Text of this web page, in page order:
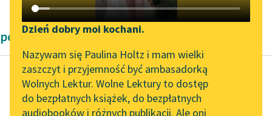
Katalog DAISY
Podkasty o książkach
Zgłoś brak utworu
Aktualności
„Prokurator Alicja Horn”
do słuchania
Narzędzia
Mapa Wolnych Lektur
Leśmianator
Dzień dobry moi kochani.
Nazywam się Paulina Holtz i mam wielki
zaszczyt i przyjemność być ambasadorką
Wolnych Lektur. Wolne Lektury to dostęp
do bezpłatnych książek, do bezpłatnych
audiobooków i różnych publikacji. Ale oni
powieści fantastyczne
Teodor Tripplin